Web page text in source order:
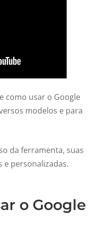
como usar o Google
modelos e para
da ferramenta, suas
e personalizadas.
o Google